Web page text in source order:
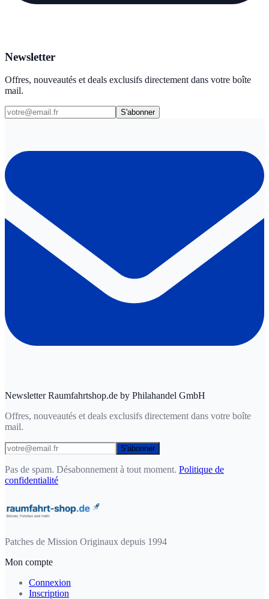
Newsletter
Offres, nouveautés et deals exclusifs directement dans votre boîte
mail.
S'abonner
Newsletter Raumfahrtshop.de by Philahandel GmbH
Offres, nouveautés et deals exclusifs directement dans votre boîte
mail.
S'abonner
Pas de spam. Désabonnement à tout moment. Politique de
confidentialité
Patches de Mission Originaux depuis 1994
Mon compte
Connexion
Inscription